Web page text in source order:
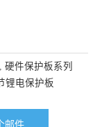
硬件保护板系列
锂电保护板
邮件